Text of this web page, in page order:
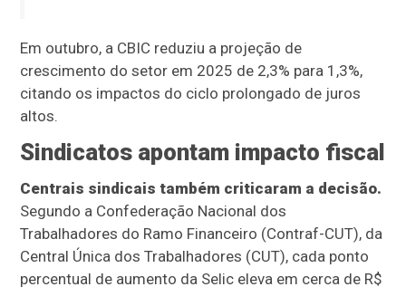
Em outubro, a CBIC reduziu a projeção de
crescimento do setor em 2025 de 2,3% para 1,3%,
citando os impactos do ciclo prolongado de juros
altos.
Sindicatos apontam impacto fiscal
Centrais sindicais também criticaram a decisão.
Segundo a Confederação Nacional dos
Trabalhadores do Ramo Financeiro (Contraf-CUT), da
Central Única dos Trabalhadores (CUT), cada ponto
percentual de aumento da Selic eleva em cerca de R$